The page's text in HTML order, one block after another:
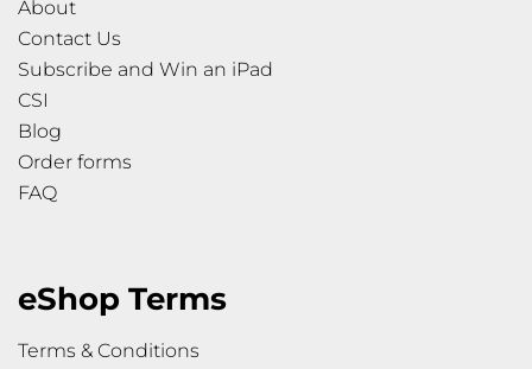
About
Contact Us
Subscribe and Win an iPad
CSI
Blog
Order forms
FAQ
eShop Terms
Terms & Conditions